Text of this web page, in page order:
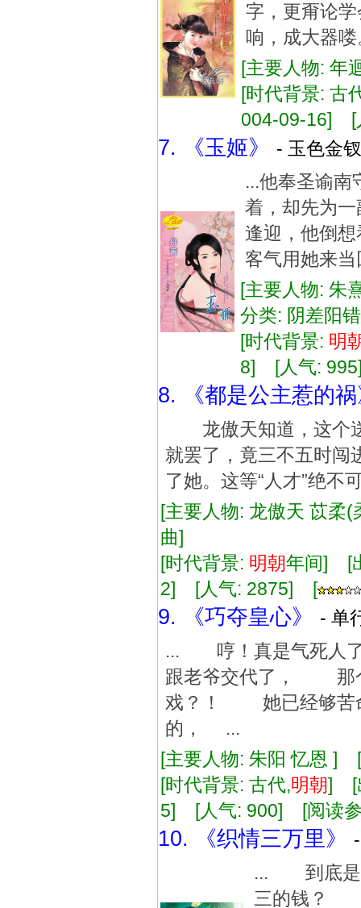
字，更甭论
响，成大器
[主要人物:
[时代背景: 古
004-09-16] [
7. 《玉姬》
- 玉色金
...他奉圣谕南
着，却先为
逢迎，他倒
客气用她来
[主要人物: 朱
分类: 阴差
[时代背景: 明
8] [人气:
8. 《都是公主惹的
龙傲天知道，这个送
就罢了，竟三不五时闯
了她。这等“人才”绝
[主要人物: 龙傲天 苡
曲]
[时代背景: 明朝年间] [
2] [人气: 2875] [
9. 《巧夺皇心》
- 单
... 哼！真是气死人
跟老爷交代了， 那个
戏？！ 她已经够苦
的， ...
[主要人物: 朱阳 忆恩
[时代背景: 古代,明朝] [
5] [人气: 900] [阅读参
10. 《织情三万里》
... 到底是
三的钱？